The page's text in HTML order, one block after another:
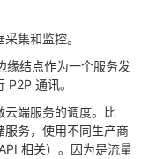
集和监控。
缘结点作为一个服务发
通讯。
云端服务的调度。比
服务，使用不同生产商
相关）。因为是流量